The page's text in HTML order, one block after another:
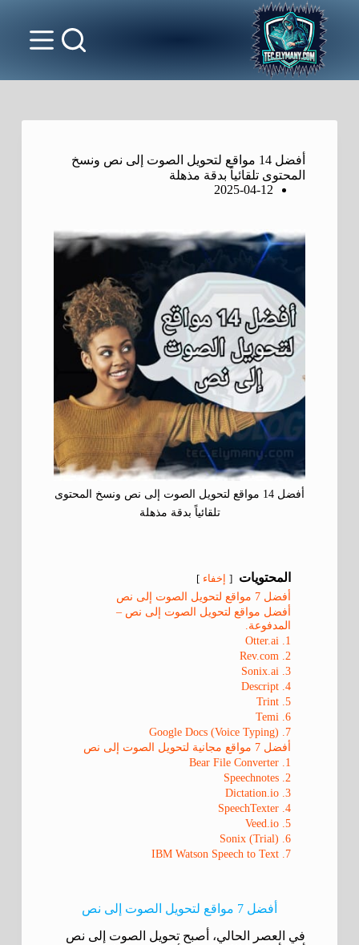
أفضل 14 مواقع لتحويل الصوت إلى نص ونسخ
المحتوى تلقائياً بدقة مذهلة
2025-04-12
أفضل 14 مواقع لتحويل الصوت إلى نص ونسخ المحتوى
تلقائياً بدقة مذهلة
المحتويات إخفاء
أفضل 7 مواقع لتحويل الصوت إلى نص
أفضل مواقع لتحويل الصوت إلى نص –
المدفوعة.
1. Otter.ai
2. Rev.com
3. Sonix.ai
4. Descript
5. Trint
6. Temi
7. Google Docs (Voice Typing)
أفضل 7 مواقع مجانية لتحويل الصوت إلى نص
1. Bear File Converter
2. Speechnotes
3. Dictation.io
4. SpeechTexter
5. Veed.io
6. Sonix (Trial)
7. IBM Watson Speech to Text
أفضل 7 مواقع لتحويل الصوت إلى نص
في العصر الحالي، أصبح تحويل الصوت إلى نص